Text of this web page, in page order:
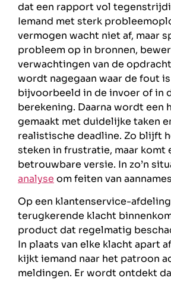
dat een rapport vol
Iemand met sterk
vermogen wacht niet af, maar
probleem op in bronnen,
verwachtingen van de
wordt nagegaan waar de fout
bijvoorbeeld in de invoer of in
berekening. Daarna wordt een
gemaakt met duidelijke taken
realistische deadline. Zo blijft
steken in frustratie, maar komt
betrouwbare versie. In zo’n
analyse om feiten van
Op een klantenservice-
terugkerende klacht
product dat regelmatig
In plaats van elke klacht apart
kijkt iemand naar het patroon
meldingen. Er wordt ontdekt